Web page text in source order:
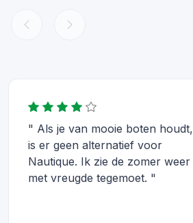
" Als je van mooie boten houdt,
is er geen alternatief voor
Nautique. Ik zie de zomer weer
met vreugde tegemoet. "